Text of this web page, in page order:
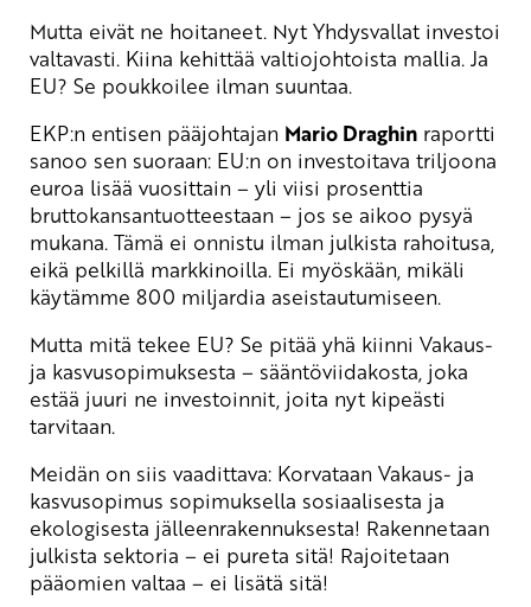
Mutta eivät ne hoitaneet. Nyt Yhdysvallat investoi
valtavasti. Kiina kehittää valtiojohtoista mallia. Ja
EU? Se poukkoilee ilman suuntaa.
EKP:n entisen pääjohtajan Mario Draghin raportti
sanoo sen suoraan: EU:n on investoitava triljoona
euroa lisää vuosittain – yli viisi prosenttia
bruttokansantuotteestaan – jos se aikoo pysyä
mukana. Tämä ei onnistu ilman julkista rahoitusa,
eikä pelkillä markkinoilla. Ei myöskään, mikäli
käytämme 800 miljardia aseistautumiseen.
Mutta mitä tekee EU? Se pitää yhä kiinni Vakaus-
ja kasvusopimuksesta – sääntöviidakosta, joka
estää juuri ne investoinnit, joita nyt kipeästi
tarvitaan.
Meidän on siis vaadittava: Korvataan Vakaus- ja
kasvusopimus sopimuksella sosiaalisesta ja
ekologisesta jälleenrakennuksesta! Rakennetaan
julkista sektoria – ei pureta sitä! Rajoitetaan
pääomien valtaa – ei lisätä sitä!